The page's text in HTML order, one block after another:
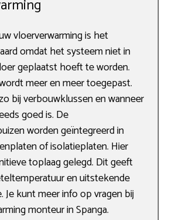
vloerverwarming is het
omdat het systeem niet in
geplaatst hoeft te worden.
meer en meer toegepast.
bij verbouwklussen en wanneer
goed is. De
worden geïntegreerd in
of isolatieplaten. Hier
toplaag gelegd. Dit geeft
en uitstekende
Je kunt meer info op vragen bij
monteur in Spanga.